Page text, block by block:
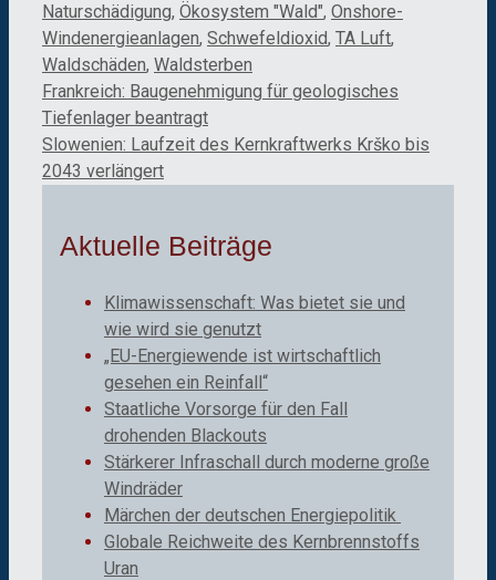
Naturschädigung, Ökosystem "Wald", Onshore-
Windenergieanlagen, Schwefeldioxid, TA Luft,
Waldschäden, Waldsterben
Frankreich: Baugenehmigung für geologisches
Tiefenlager beantragt
Slowenien: Laufzeit des Kernkraftwerks Krško bis
2043 verlängert
Aktuelle Beiträge
Klimawissenschaft: Was bietet sie und
wie wird sie genutzt
„EU-Energiewende ist wirtschaftlich
gesehen ein Reinfall“
Staatliche Vorsorge für den Fall
drohenden Blackouts
Stärkerer Infraschall durch moderne große
Windräder
Märchen der deutschen Energiepolitik
Globale Reichweite des Kernbrennstoffs
Uran